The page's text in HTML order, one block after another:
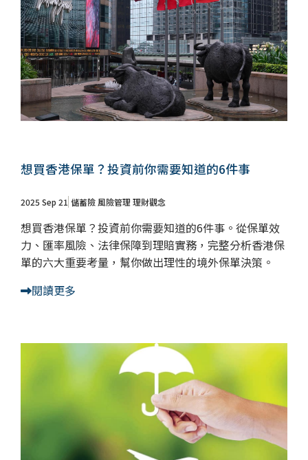
想買香港保單？投資前你需要知道的6件事
2025 Sep 21 儲蓄險風險管理理財觀念
想買香港保單？投資前你需要知道的6件事。從保單效
力、匯率風險、法律保障到理賠實務，完整分析香港保
單的六大重要考量，幫你做出理性的境外保單決策。
閱讀更多